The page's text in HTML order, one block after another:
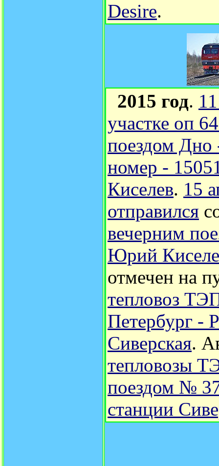
Desire.
2015 год.
участке оп
поездом Дно
номер -
Киселев. 15
отправился
вечерним
Юрий
отмечен на
тепловоз
Петербург -
Сиверская.
тепловозы
поездом №
станции